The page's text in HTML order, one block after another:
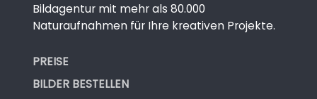
Bildagentur mit mehr als 80.000
Naturaufnahmen für Ihre kreativen Projekte.
PREISE
BILDER BESTELLEN